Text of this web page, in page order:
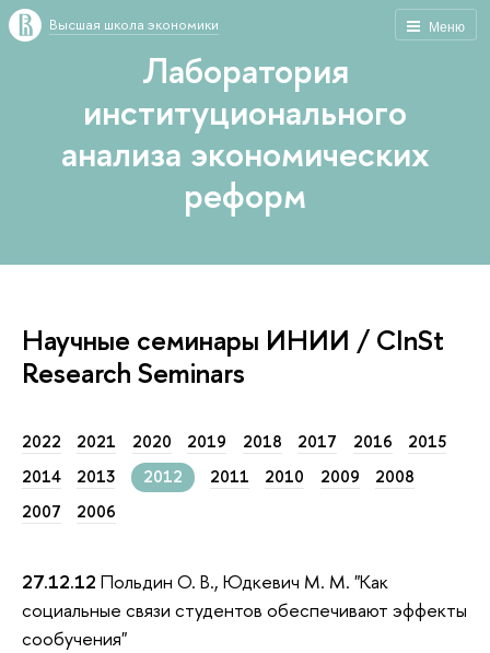
Меню
Высшая школа экономики
Лаборатория
институционального
анализа экономических
реформ
Научные семинары ИНИИ / CInSt
Research Seminars
2022 2021 2020 2019 2018 2017 2016
2015
2014
2013 2012 2011 2010 2009
2008
2007
2006
27.12.12 Польдин О. В., Юдкевич М. М. "Как
социальные связи студентов обеспечивают эффекты
сообучения"